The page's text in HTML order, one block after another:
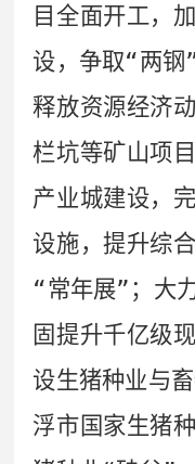
目全面开工，
设，争取“两钢
释放资源经济
栏坑等矿山项
产业城建设，
设施，提升综
“常年展” ；大
固提升千亿级
设生猪种业与
浮市国家生猪